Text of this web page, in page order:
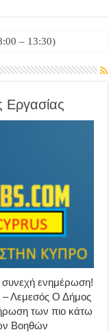
– 13:30)
Εργασίας
συνεχή ενημέρωση!
– Λεμεσός Ο Δήμος
των πιο κάτω
Βοηθών